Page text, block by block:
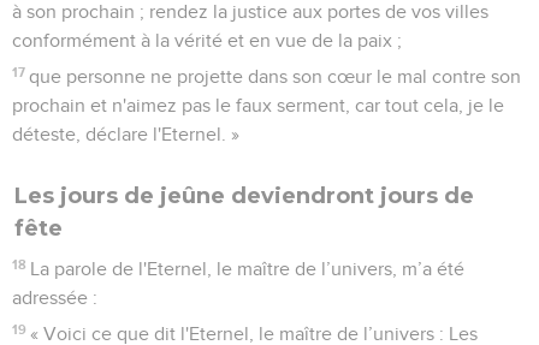
à son prochain ; rendez la justice aux portes de vos villes
conformément à la vérité et en vue de la paix ;
17 que personne ne projette dans son cœur le mal contre son
prochain et n'aimez pas le faux serment, car tout cela, je le
déteste, déclare l'Eternel. »
Les jours de jeûne deviendront jours de
fête
18 La parole de l'Eternel, le maître de l’univers, m’a été
adressée :
19 « Voici ce que dit l'Eternel, le maître de l’univers : Les